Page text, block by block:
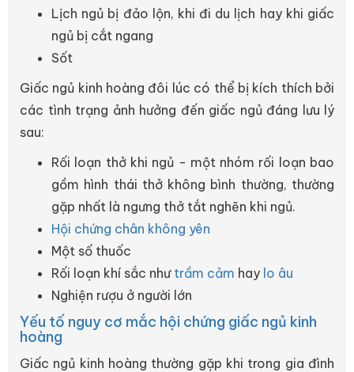
Lịch ngủ bị đảo lộn, khi đi du lịch hay khi giấc
ngủ bị cắt ngang
Sốt
Giấc ngủ kinh hoàng đôi lúc có thể bị kích thích bởi
các tình trạng ảnh hưởng đến giấc ngủ đáng lưu lý
sau:
Rối loạn thở khi ngủ - một nhóm rối loạn bao
gồm hình thái thở không bình thường, thường
gặp nhất là ngưng thở tắt nghẽn khi ngủ.
Hội chứng chân không yên
Một số thuốc
Rối loạn khí sắc như trầm cảm hay lo âu
Nghiện rượu ở người lớn
Yếu tố nguy cơ mắc hội chứng giấc ngủ kinh
hoàng
Giấc ngủ kinh hoàng thường gặp khi trong gia đình